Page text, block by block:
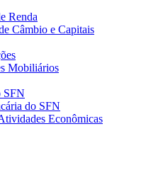
Renda
Câmbio e Capitais
Mobiliários
SFN
do SFN
Econômicas